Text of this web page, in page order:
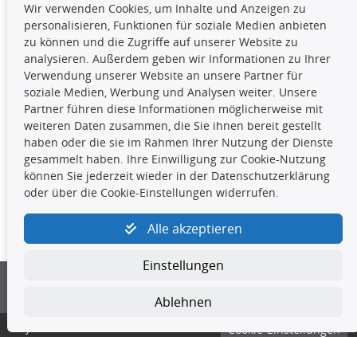
Die hier angezeigten Daten,
insbesondere die gesamte Datenbank,
dürfen nicht kopiert werden. Es ist zu
unterlassen, die Daten oder die gesamte Datenbank ohne
vorherige Zustimmung TecDocs zu vervielfältigen, zu
verbreiten und/oder diese Handlungen durch Dritte ausführen
zu lassen. Ein Zuwiderhandeln stellt eine
Urheberrechtsverletzung dar und wird verfolgt.
Kontakt
4yourcar GmbH | Avidesweg 1 | 27386 Hemsbünde |
kundenservice@4yourcar.de
© 4yourcar GmbH Cookie-Einstellungen
Wir verwenden Cookies, um Inhalte und Anzeigen zu
personalisieren, Funktionen für soziale Medien anbieten
zu können und die Zugriffe auf unserer Website zu
analysieren. Außerdem geben wir Informationen zu Ihrer
Verwendung unserer Website an unsere Partner für
soziale Medien, Werbung und Analysen weiter. Unsere
Partner führen diese Informationen möglicherweise mit
weiteren Daten zusammen, die Sie ihnen bereit gestellt
haben oder die sie im Rahmen Ihrer Nutzung der Dienste
gesammelt haben. Ihre Einwilligung zur Cookie-Nutzung
können Sie jederzeit wieder in der Datenschutzerklärung
oder über die Cookie-Einstellungen widerrufen.
Alle akzeptieren
Einstellungen
Ablehnen